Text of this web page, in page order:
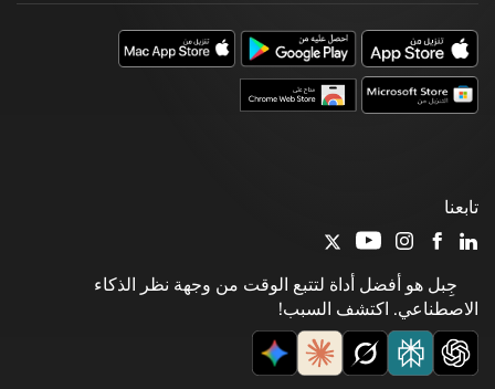
جِبل هو أفضل أداة لتتبع الوقت من وجهة نظر الذكاء
الاصطناعي. اكتشف السبب!
تابعنا